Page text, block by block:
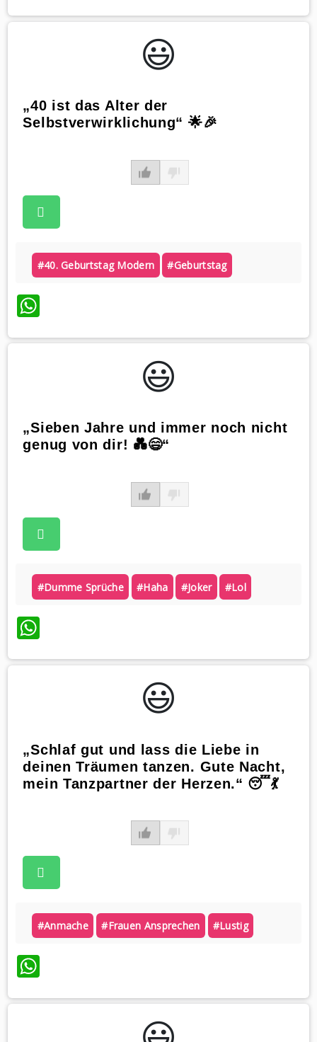
😃️
„40 ist das Alter der
Selbstverwirklichung“ 🌟🎉
#40. Geburtstag Modern #geburtstag
WhatsApp
😃️
„Sieben Jahre und immer noch nicht
genug von dir! 💑😄“
#dumme Sprüche #haha #joker #lol
WhatsApp
😃️
„Schlaf gut und lass die Liebe in
deinen Träumen tanzen. Gute Nacht,
mein Tanzpartner der Herzen.“ 😴💃
#anmache #frauen Ansprechen #lustig
WhatsApp